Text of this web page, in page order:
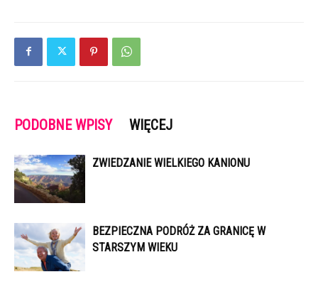
PODOBNE WPISY WIĘCEJ
ZWIEDZANIE WIELKIEGO KANIONU
BEZPIECZNA PODRÓŻ ZA GRANICĘ W
STARSZYM WIEKU